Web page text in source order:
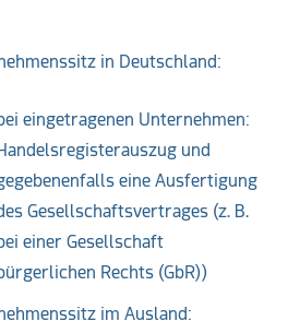
in Deutschland:
eingetragenen Unternehmen:
und
eine Ausfertigung
Gesellschaftsvertrages (z. B.
einer Gesellschaft
Rechts (GbR))
im Ausland: